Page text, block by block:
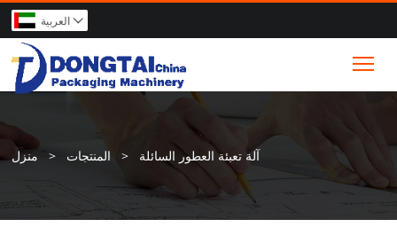
العربية 
منزل > المنتجات > آلة تعبئة العطور السائلة